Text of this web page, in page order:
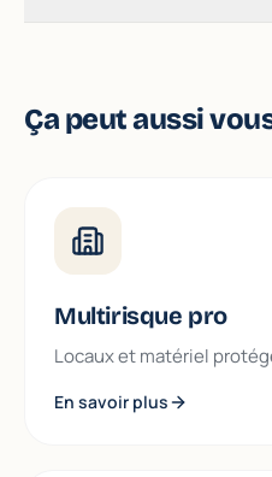
Ça peut aussi
Multirisque pro
Locaux et matériel
En savoir plus